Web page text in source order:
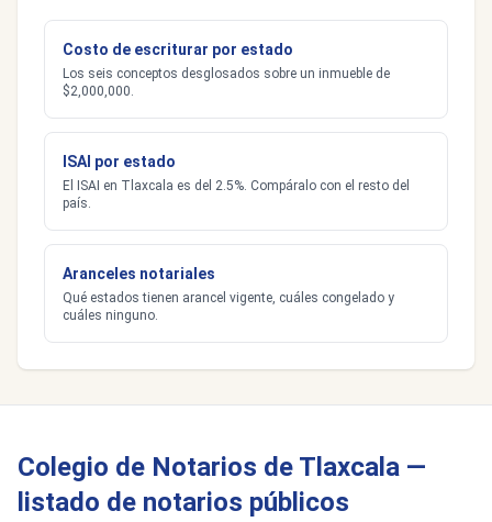
Costo de escriturar por estado
Los seis conceptos desglosados sobre un inmueble de
$2,000,000.
ISAI por estado
El ISAI en Tlaxcala es del 2.5%. Compáralo con el resto del
país.
Aranceles notariales
Qué estados tienen arancel vigente, cuáles congelado y
cuáles ninguno.
Colegio de Notarios de Tlaxcala —
listado de notarios públicos